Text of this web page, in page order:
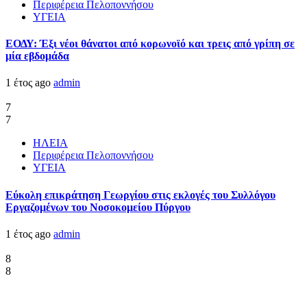
Περιφέρεια Πελοποννήσου
ΥΓΕΙΑ
ΕΟΔΥ: Έξι νέοι θάνατοι από κορωνοϊό και τρεις από γρίπη σε
μία εβδομάδα
1 έτος ago admin
7
7
ΗΛΕΙΑ
Περιφέρεια Πελοποννήσου
ΥΓΕΙΑ
Εύκολη επικράτηση Γεωργίου στις εκλογές του Συλλόγου
Εργαζομένων του Νοσοκομείου Πύργου
1 έτος ago admin
8
8